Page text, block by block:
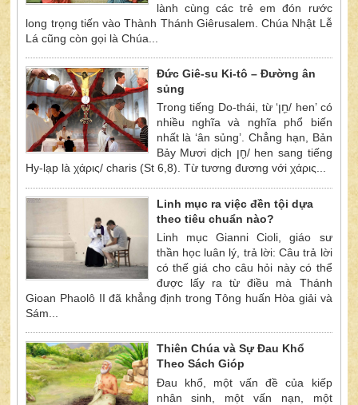
lành cùng các trẻ em đón rước
long trọng tiến vào Thành Thánh Giêrusalem. Chúa Nhật Lễ
Lá cũng còn gọi là Chúa...
Đức Giê-su Ki-tô – Đường ân
sủng
Trong tiếng Do-thái, từ ‘חֵ֖ן/ hen’ có
nhiều nghĩa và nghĩa phổ biến
nhất là ‘ân sủng’. Chẳng hạn, Bản
Bảy Mươi dịch חֵ֖ן/ hen sang tiếng
Hy-lạp là χάρις/ charis (St 6,8). Từ tương đương với χάρις...
Linh mục ra việc đền tội dựa
theo tiêu chuẩn nào?
Linh mục Gianni Cioli, giáo sư
thần học luân lý, trả lời: Câu trả lời
có thế giá cho câu hỏi này có thể
được lấy ra từ điều mà Thánh
Gioan Phaolô II đã khẳng định trong Tông huấn Hòa giải và
Sám...
Thiên Chúa và Sự Đau Khổ
Theo Sách Gióp
Đau khổ, một vấn đề của kiếp
nhân sinh, một vấn nạn, một